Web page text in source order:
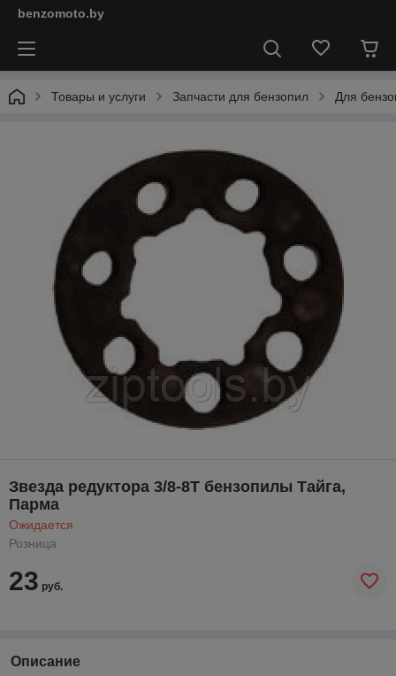
benzomoto.by
Товары и услуги Запчасти для бензопил Для
Звезда редуктора 3/8-8Т бензопилы Тайга,
Парма
Ожидается
Розница
23 руб.
Описание